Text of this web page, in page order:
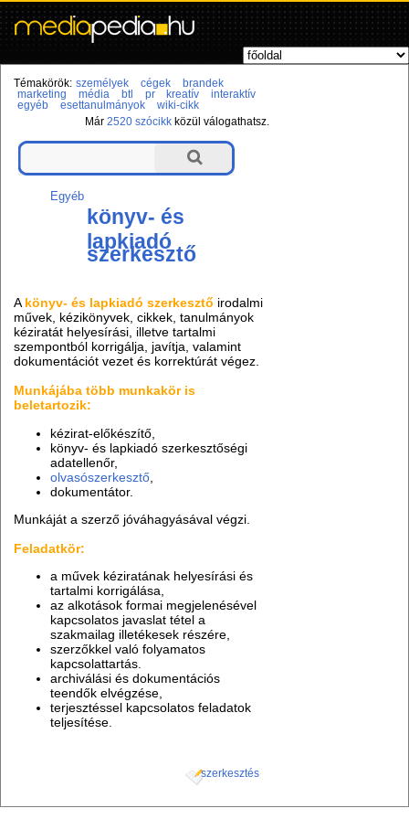
Témakörök: személyek cégek
brandek
marketing
média btl pr kreatív
interaktív
egyéb
esettanulmányok
wiki-cikk
Már2520 szócikk közül válogathatsz.
Egyéb
könyv- és
lapkiadó
szerkesztő
A könyv- és lapkiadó szerkesztő irodalmi
művek, kézikönyvek, cikkek, tanulmányok
kéziratát helyesírási, illetve tartalmi
szempontból korrigálja, javítja, valamint
dokumentációt vezet és korrektúrát végez.
Munkájába több munkakör is
beletartozik:
kézirat-előkészítő,
könyv- és lapkiadó szerkesztőségi
adatellenőr,
olvasószerkesztő
dokumentátor.
Munkáját a szerző jóváhagyásával végzi.
Feladatkör:
a művek kéziratának helyesírási és
tartalmi korrigálása,
az alkotások formai megjelenésével
kapcsolatos javaslat tétel a
szakmailag illetékesek részére,
szerzőkkel való folyamatos
kapcsolattartás.
archiválási és dokumentációs
teendők elvégzése,
terjesztéssel kapcsolatos feladatok
teljesítése.
szerkesztés